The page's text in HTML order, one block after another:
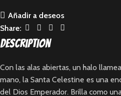
Añadir a deseos
Share:
Description
Con las alas abiertas, un halo
mano, la Santa Celestine es una
del Dios Emperador. Brilla como